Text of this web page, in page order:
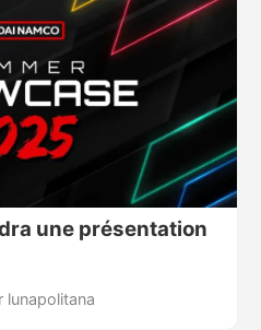
une présentation
lunapolitana